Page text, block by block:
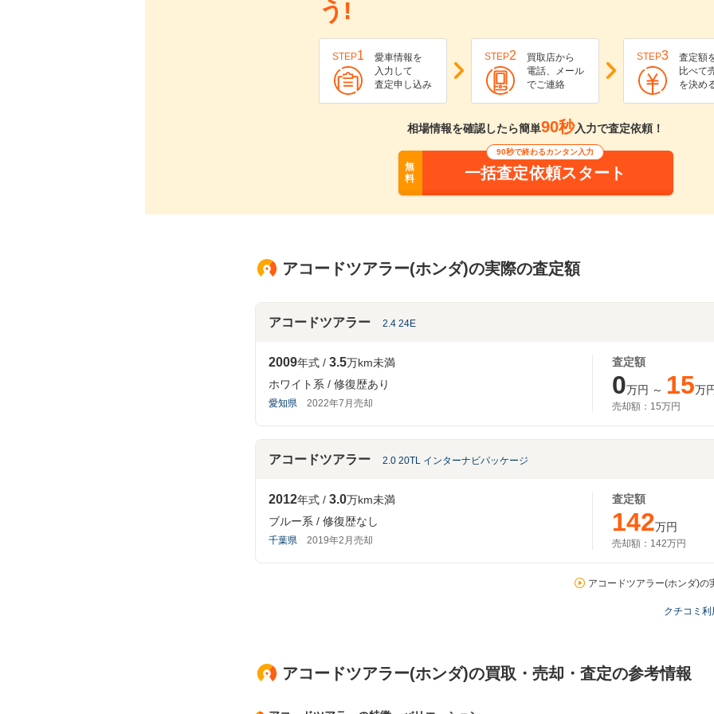
う!
STEP1
愛車情報を
入力して
査定申し込み
STEP2
買取店から
電話、メール
でご連絡
STEP3
査定額
比べて
を決め
相場情報を確認したら簡単90秒入力で査定依頼！
無
料
90秒で終わるカンタン入力
一括査定依頼スタート
アコードツアラー(ホンダ)の実際の査定額
アコードツアラー 2.4 24E
2009年式 3.5万km未満
ホワイト系
修復歴あり
愛知県 2022年7月売却
査定額
0万円 ～ 15万
売却額： 15万円
アコードツアラー 2.0 20TL インターナビパッケージ
2012年式 3.0万km未満
ブルー系
修復歴なし
千葉県 2019年2月売却
査定額
142万円
売却額： 142万円
アコードツアラー(ホンダ)の
クチコミ
アコードツアラー(ホンダ)の買取・売却・査定の参考情報